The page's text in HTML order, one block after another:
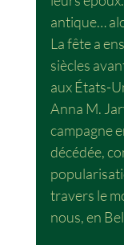
antique…
La fête a
siècles
aux États-
Anna M.
campagne
décédée,
travers le
nous, en